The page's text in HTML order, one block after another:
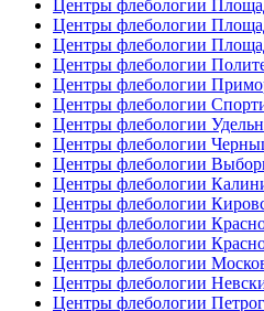
Центры флебологии
Центры флебологии
Центры флебологии
Центры флебологии
Центры флебологии
Центры флебологии
Центры флебологии
Центры флебологии
Центры флебологии
Центры флебологии
Центры флебологии
Центры флебологии
Центры флебологии
Центры флебологии
Центры флебологии
Центры флебологии